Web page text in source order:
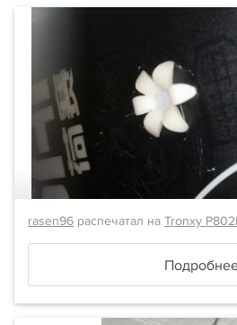
rasen96 распечатал на Tronxy